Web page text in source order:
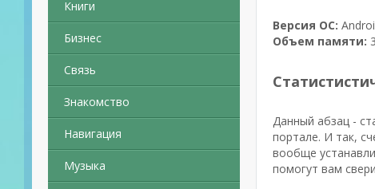
Книги
Бизнес
Связь
Знакомство
Навигация
Музыка
Версия ОС:
Объем памяти:
Данный абзац -
портале. И так,
вообще
помогут вам